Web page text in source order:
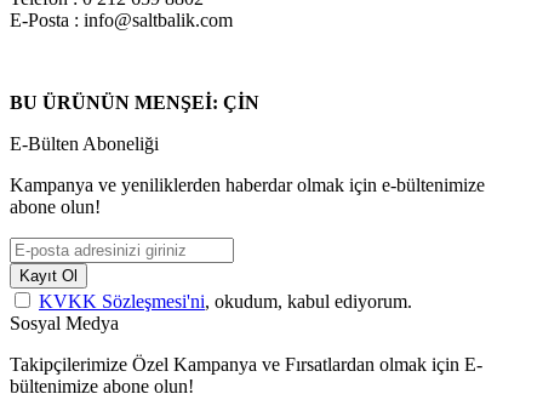
E-Posta : info@saltbalik.com
BU ÜRÜNÜN MENŞEİ: ÇİN
E-Bülten Aboneliği
Kampanya ve yeniliklerden haberdar olmak için e-bültenimize
abone olun!
Kayıt Ol
KVKK Sözleşmesi'ni, okudum, kabul ediyorum.
Sosyal Medya
Takipçilerimize Özel Kampanya ve Fırsatlardan olmak için E-
bültenimize abone olun!